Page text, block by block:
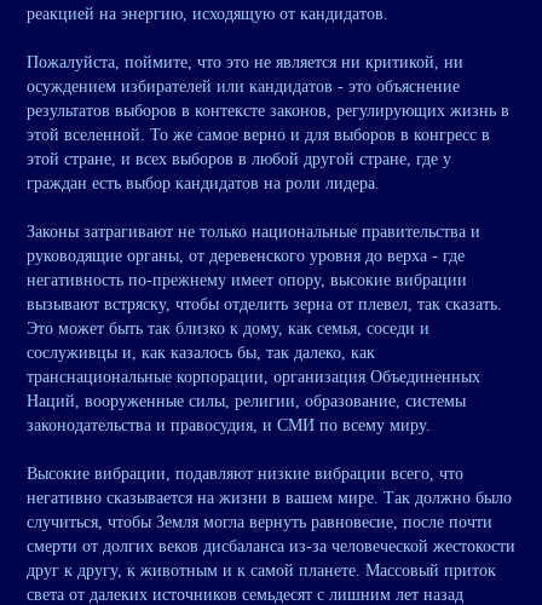
реакцией на энергию, исходящую от кандидатов.
Пожалуйста, поймите, что это не является ни критикой, ни
осуждением избирателей или кандидатов - это объяснение
результатов выборов в контексте законов, регулирующих жизнь в
этой вселенной. То же самое верно и для выборов в конгресс в
этой стране, и всех выборов в любой другой стране, где у
граждан есть выбор кандидатов на роли лидера.
Законы затрагивают не только национальные правительства и
руководящие органы, от деревенского уровня до верха - где
негативность по-прежнему имеет опору, высокие вибрации
вызывают встряску, чтобы отделить зерна от плевел, так сказать.
Это может быть так близко к дому, как семья, соседи и
сослуживцы и, как казалось бы, так далеко, как
транснациональные корпорации, организация Объединенных
Наций, вооруженные силы, религии, образование, системы
законодательства и правосудия, и СМИ по всему миру.
Высокие вибрации, подавляют низкие вибрации всего, что
негативно сказывается на жизни в вашем мире. Так должно было
случиться, чтобы Земля могла вернуть равновесие, после почти
смерти от долгих веков дисбаланса из-за человеческой жестокости
друг к другу, к животным и к самой планете. Массовый приток
света от далеких источников семьдесят с лишним лет назад